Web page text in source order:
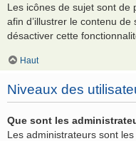
Les icônes de sujet sont de
afin d’illustrer le contenu
désactiver cette
Haut
Niveaux des
Que sont les
Les administrateurs sont